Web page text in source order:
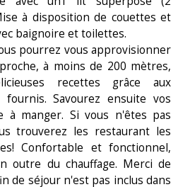
à disposition de couettes et
baignoire et toilettes.
pourrez vous approvisionner
à moins de 200 mètres,
recettes grâce aux
Savourez ensuite vos
à manger. Si vous n'êtes pas
trouverez les restaurant les
Confortable et fonctionnel,
outre du chauffage. Merci de
de séjour n'est pas inclus dans